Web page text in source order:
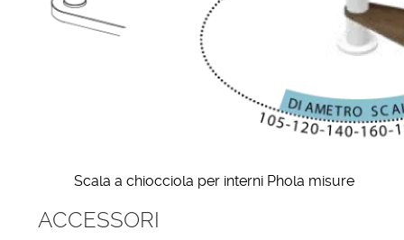
Scala a chiocciola per interni Phola misure
ACCESSORI